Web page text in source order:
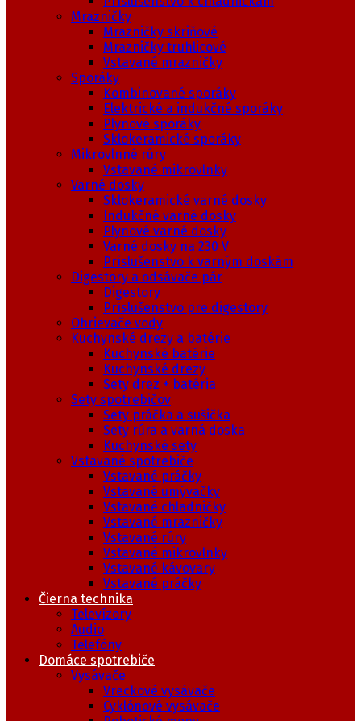
Mrazničky
Mrazničky skriňové
Mrazničky truhlicové
Vstavané mrazničky
Sporáky
Kombinované sporáky
Elektrické a indukčné sporáky
Plynové sporáky
Sklokeramické sporáky
Mikrovlnné rúry
Vstavané mikrovlnky
Varné dosky
Sklokeramické varné dosky
Indukčné varné dosky
Plynové varné dosky
Varné dosky na 230 V
Príslušenstvo k varným doskám
Digestory a odsávače pár
Digestory
Príslušenstvo pre digestory
Ohrievače vody
Kuchynské drezy a batérie
Kuchynské batérie
Kuchynské drezy
Sety drez + batéria
Sety spotrebičov
Sety práčka a sušička
Sety rúra a varná doska
Kuchynské sety
Vstavané spotrebiče
Vstavané práčky
Vstavané umývačky
Vstavané chladničky
Vstavané mrazničky
Vstavané rúry
Vstavané mikrovlnky
Vstavané kávovary
Vstavané práčky
Čierna technika
Televízory
Audio
Telefóny
Domáce spotrebiče
Vysávače
Vreckové vysávače
Cyklónové vysávače